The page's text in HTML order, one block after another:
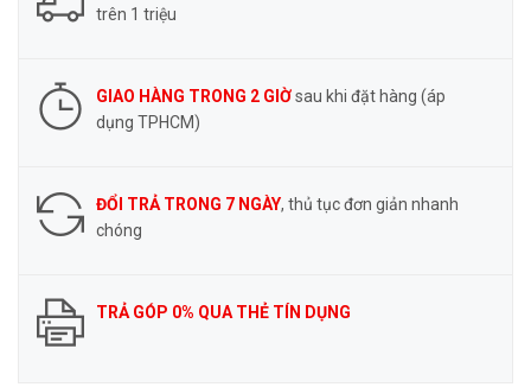
trên 1 triệu
GIAO HÀNG TRONG 2 GIỜsau khi đặt hàng (áp
dụng TPHCM)
ĐỔI TRẢ TRONG 7 NGÀY, thủ tục đơn giản nhanh
chóng
TRẢ GÓP 0% QUA THẺ TÍN DỤNG